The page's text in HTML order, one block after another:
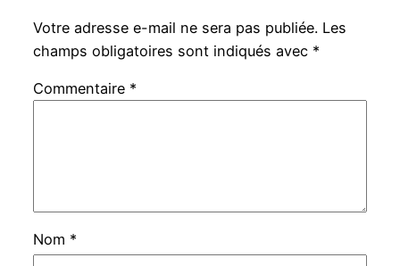
Votre adresse e-mail ne sera pas publiée. Les
champs obligatoires sont indiqués avec *
Commentaire *
Nom *